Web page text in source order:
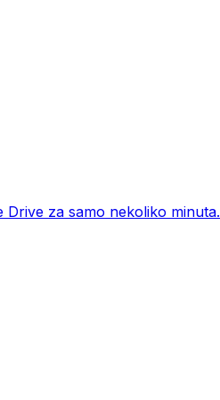
za samo nekoliko minuta.